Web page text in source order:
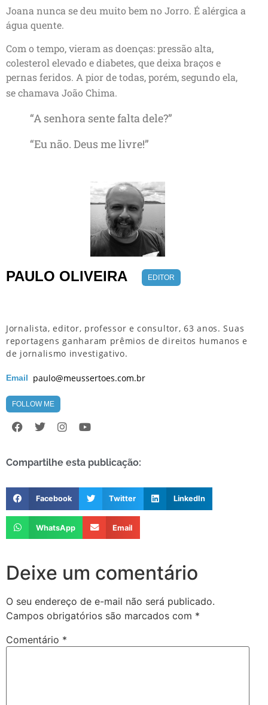
Joana nunca se deu muito bem no Jorro. É alérgica a
água quente.
Com o tempo, vieram as doenças: pressão alta,
colesterol elevado e diabetes, que deixa braços e
pernas feridos. A pior de todas, porém, segundo ela,
se chamava João Chima.
“A senhora sente falta dele?”
“Eu não. Deus me livre!”
PAULO OLIVEIRA EDITOR
Jornalista, editor, professor e consultor, 63 anos. Suas
reportagens ganharam prêmios de direitos humanos e
de jornalismo investigativo.
Email paulo@meussertoes.com.br
FOLLOW ME
Compartilhe esta publicação:
Facebook Twitter LinkedIn
WhatsApp Email
Deixe um comentário
O seu endereço de e-mail não será publicado.
Campos obrigatórios são marcados com *
Comentário *